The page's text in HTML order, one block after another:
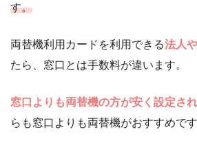
す。
両替機利用カードを利用できる法人
たら、窓口とは手数料が違います。
窓口よりも両替機の方が安く設定さ
らも窓口よりも両替機がおすすめです